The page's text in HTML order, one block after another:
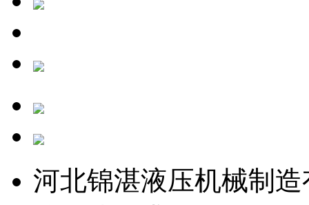
河北锦湛液压机械制